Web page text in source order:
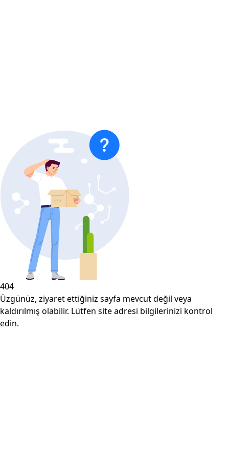
404
Üzgünüz, ziyaret ettiğiniz sayfa mevcut değil veya
kaldırılmış olabilir. Lütfen site adresi bilgilerinizi kontrol
edin.